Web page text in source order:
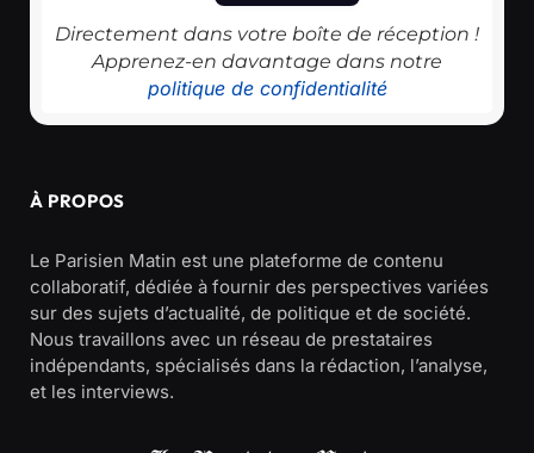
Directement dans votre boîte de réception !
Apprenez-en davantage dans notre
politique de confidentialité
À PROPOS
Le Parisien Matin est une plateforme de contenu
collaboratif, dédiée à fournir des perspectives variées
sur des sujets d’actualité, de politique et de société.
Nous travaillons avec un réseau de prestataires
indépendants, spécialisés dans la rédaction, l’analyse,
et les interviews.